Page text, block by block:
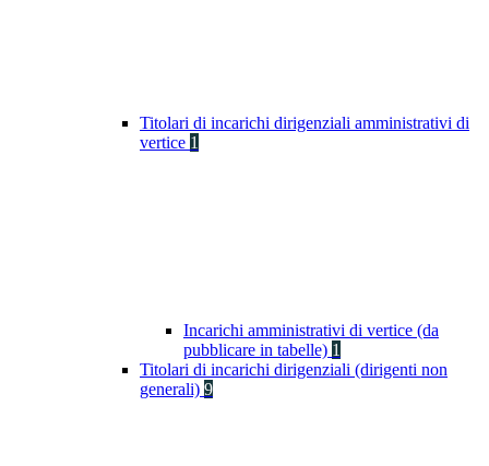
Titolari di incarichi dirigenziali amministrativi di
vertice 1
Incarichi amministrativi di vertice (da
pubblicare in tabelle) 1
Titolari di incarichi dirigenziali (dirigenti non
generali) 9